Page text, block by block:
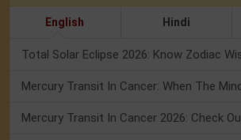
English Hindi
Total Solar Eclipse 2026: Know Zodiac